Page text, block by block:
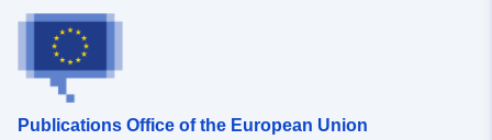
uriRef:
Publications Office of the European Union